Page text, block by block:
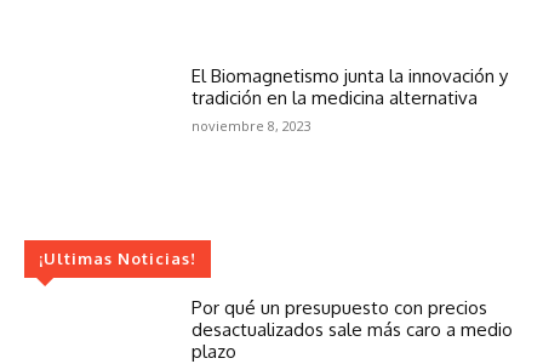
El Biomagnetismo junta la innovación y
tradición en la medicina alternativa
noviembre 8, 2023
¡Ultimas Noticias!
Por qué un presupuesto con precios
desactualizados sale más caro a medio
plazo